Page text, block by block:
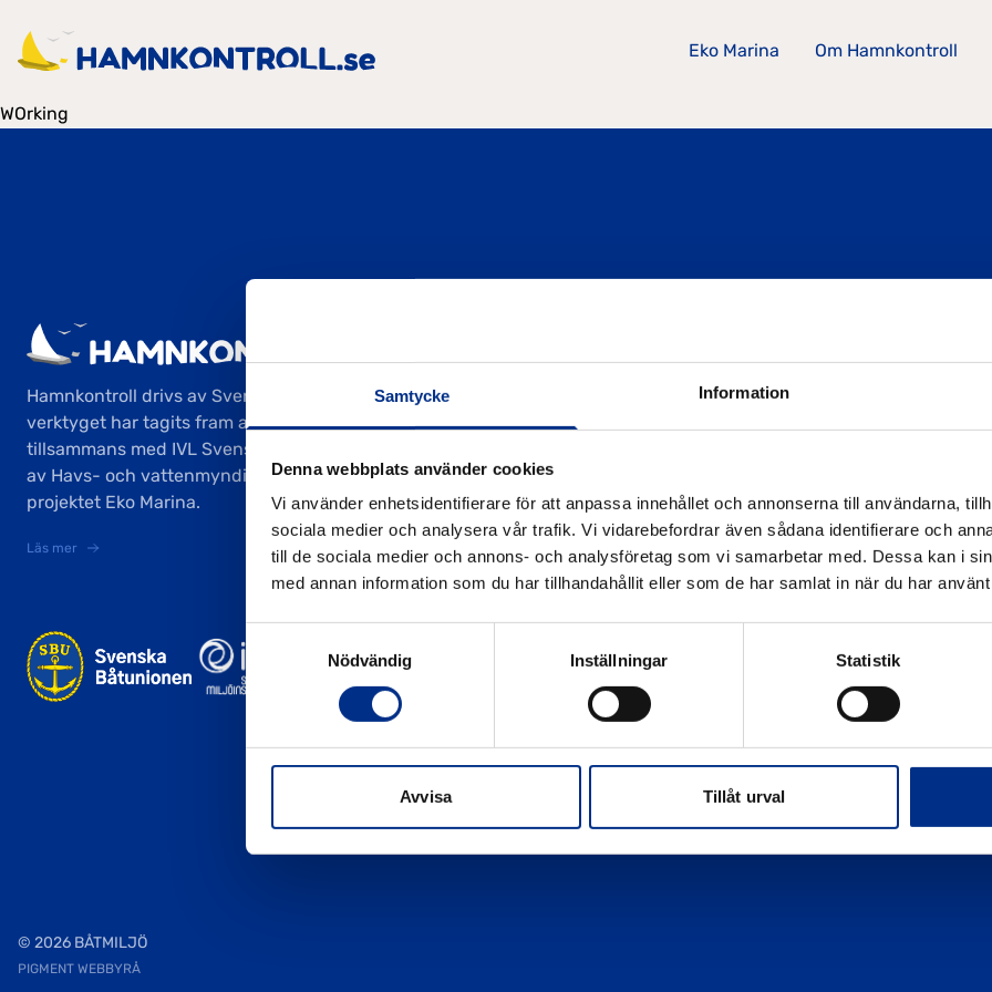
Samtycke Information
Denna webbplats använder cookies
Vi använder enhetsidentifierare för att anpassa innehållet och annonserna till användarna,
sociala medier och analysera vår trafik. Vi vidarebefordrar även sådana identifierare och
till de sociala medier och annons- och analysföretag som vi samarbetar med. Dessa kan i
med annan information som du har tillhandahållit eller som de har samlat in när du har
Nödvändig
Inställningar Statistik
Avvisa Tillåt urval
Eko Marina Om Hamnkontroll
WOrking
Hamnkontroll drivs av Svenska Båtunionen och
verktyget har tagits fram av Svenska Båtunionen
tillsammans med IVL Svenska Miljöinstitutet, finansierat
av Havs- och vattenmyndigheten inom ramen för
projektet Eko Marina.
Läs mer
Eko Marina
Sekretesspolicy
© 2026 BÅTMILJÖ
PIGMENT WEBBYRÅ